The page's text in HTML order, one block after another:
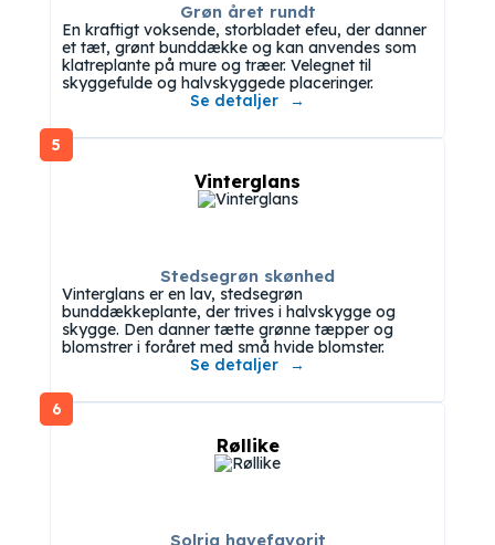
Grøn året rundt
En kraftigt voksende, storbladet efeu, der danner
et tæt, grønt bunddække og kan anvendes som
klatreplante på mure og træer. Velegnet til
skyggefulde og halvskyggede placeringer.
Se detaljer
5
Stedsegrøn skønhed
Vinterglans
Vinterglans er en lav, stedsegrøn
bunddækkeplante, der trives i halvskygge og
skygge. Den danner tætte grønne tæpper og
blomstrer i foråret med små hvide blomster.
Se detaljer
6
Solrig havefavorit
Røllike